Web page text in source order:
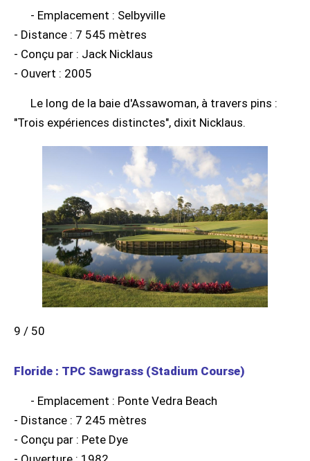
- Emplacement : Selbyville
- Distance : 7 545 mètres
- Conçu par : Jack Nicklaus
- Ouvert : 2005
Le long de la baie d'Assawoman, à travers pins :
"Trois expériences distinctes", dixit Nicklaus.
9 / 50
Floride : TPC Sawgrass (Stadium Course)
- Emplacement : Ponte Vedra Beach
- Distance : 7 245 mètres
- Conçu par : Pete Dye